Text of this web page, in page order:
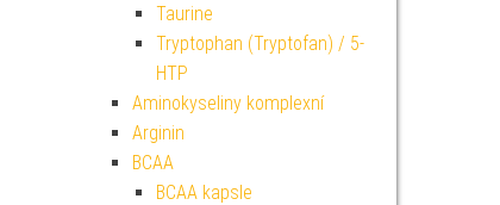
Taurine
Tryptophan (Tryptofan) / 5-
HTP
Aminokyseliny komplexní
Arginin
BCAA
BCAA kapsle